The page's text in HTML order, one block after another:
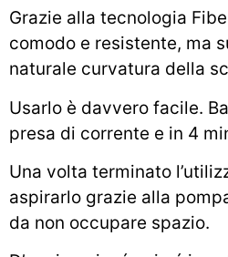
Grazie alla tecnologia
comodo e resistente, ma
naturale curvatura della
Usarlo è davvero facile.
presa di corrente e in 4
Una volta terminato
aspirarlo grazie alla
da non occupare spazio.